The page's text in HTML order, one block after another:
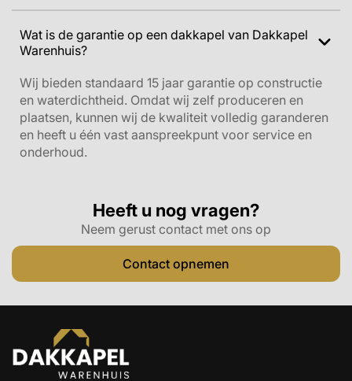
Wat is de garantie op een dakkapel van Dakkapel
Warenhuis?
Wij bieden standaard 15 jaar garantie op constructie
en waterdichtheid. Omdat wij zelf produceren en
plaatsen, kunnen wij de kwaliteit volledig garanderen
en heeft u één vast aanspreekpunt voor service en
onderhoud.
Heeft u nog vragen?
Neem gerust contact met ons op
Contact opnemen